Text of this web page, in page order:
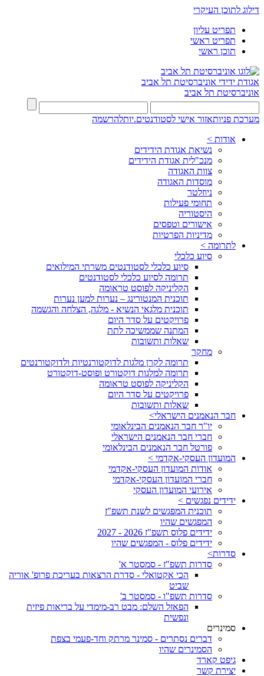
דילוג לתוכן העיקרי
תפריט עליון
תפריט ראשי
תוכן ראשי
אגודת ידידי אוניברסיטת תל אביב
אוניברסיטת תל אביב
מערכת פניותאזור אישי לסטודנטים.יותלהרשמה
אודות >
נשיאת אגודת הידידים
מנכ"לית אגודת הידידים
צוות האגודה
מוסדות האגודה
ניוזלטר
תחומי פעילות
היסטוריה
אישורים וטפסים
מדיניות הפרטיות
לתרומה >
סיוע כלכלי
סיוע כלכלי לסטודנטים משרתי המילואים
תרומה לסיוע כלכלי לסטודנטים
הקליניקה לפוסט טראומה
תוכנית המנטורינג – נערות למען נערות
תוכנית מלגאי הנשיא - מלגה, הצלחה והגשמה
פרויקטים על סדר היום
המתנה שממשיכה לתת
שאלות ותשובות
מחקר
תרומה לקרן מלגות לדוקטורנטיות ולדוקטורנטים
תרומה למלגות דוקטורט ופוסט-דוקטורט
הקליניקה לפוסט טראומה
פרויקטים על סדר היום
שאלות ותשובות
חבר הנאמנים הישראלי>
יו"ר חבר הנאמנים הבינלאומי
חברי חבר הנאמנים הישראלי
פורטל חבר הנאמנים הבינלאומי
המועדון העסקי-אקדמי >
אודות המועדון העסקי-אקדמי
חברי המועדון העסקי-אקדמי
אירועי המועדון העסקי
ידידים נפגשים >
תוכנית המפגשים לשנת תשפ"ז
המפגשים שהיו
ידידים פלוס תשפ"ז 2026 - 2027
ידידים פלוס - המפגשים שהיו
סדרות>
סדרות תשפ"ז - סמסטר א'
הכי אקטואלי - סדרת הרצאות בעריכת פרופ' אוריה
שביט
סדרות תשפ"ו - סמסטר ב'
הפאזל השלם: מבט רב-מימדי על בריאות פיזית
ונפשית
סמינרים
דברים נסתרים - סמינר מרתק וחד-פעמי בצפת
הסמינרים שהיו
גיפט קארד
יצירת קשר